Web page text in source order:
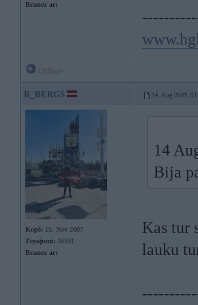
Braucu ar:
R_BERGS 14. Aug 2009,
Kopš: 15. Nov 2007
Ziņojumi: 16591
Braucu ar:
14
Bija
Kas tur
lauku